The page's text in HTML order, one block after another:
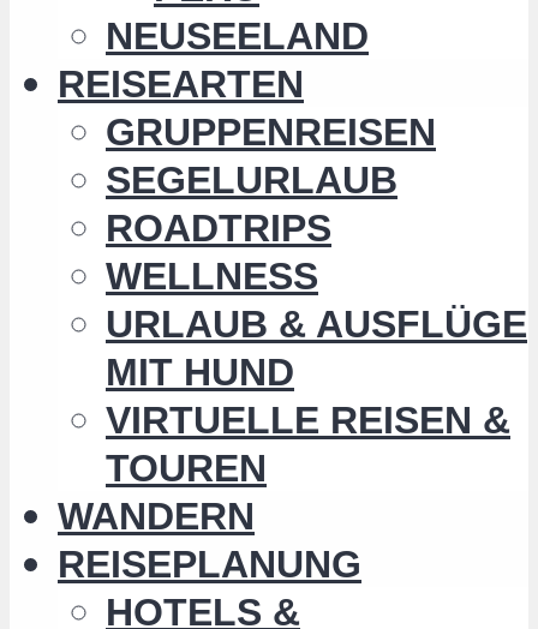
NEUSEELAND
REISEARTEN
GRUPPENREISEN
SEGELURLAUB
ROADTRIPS
WELLNESS
URLAUB & AUSFLÜGE
MIT HUND
VIRTUELLE REISEN &
TOUREN
WANDERN
REISEPLANUNG
HOTELS &